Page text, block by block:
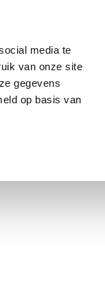
media te
van onze site
gegevens
op basis van